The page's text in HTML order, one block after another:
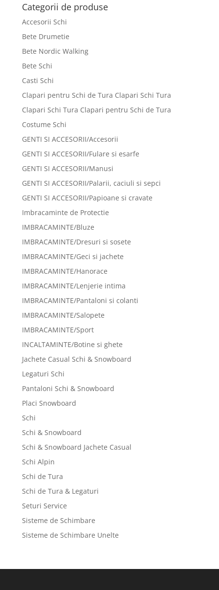
Categorii de produse
Accesorii Schi
Bete Drumetie
Bete Nordic Walking
Bete Schi
Casti Schi
Clapari pentru Schi de Tura Clapari Schi Tura
Clapari Schi Tura Clapari pentru Schi de Tura
Costume Schi
GENTI SI ACCESORII/Accesorii
GENTI SI ACCESORII/Fulare si esarfe
GENTI SI ACCESORII/Manusi
GENTI SI ACCESORII/Palarii, caciuli si sepci
GENTI SI ACCESORII/Papioane si cravate
Imbracaminte de Protectie
IMBRACAMINTE/Bluze
IMBRACAMINTE/Dresuri si sosete
IMBRACAMINTE/Geci si jachete
IMBRACAMINTE/Hanorace
IMBRACAMINTE/Lenjerie intima
IMBRACAMINTE/Pantaloni si colanti
IMBRACAMINTE/Salopete
IMBRACAMINTE/Sport
INCALTAMINTE/Botine si ghete
Jachete Casual Schi & Snowboard
Legaturi Schi
Pantaloni Schi & Snowboard
Placi Snowboard
Schi
Schi & Snowboard
Schi & Snowboard Jachete Casual
Schi Alpin
Schi de Tura
Schi de Tura & Legaturi
Seturi Service
Sisteme de Schimbare
Sisteme de Schimbare Unelte